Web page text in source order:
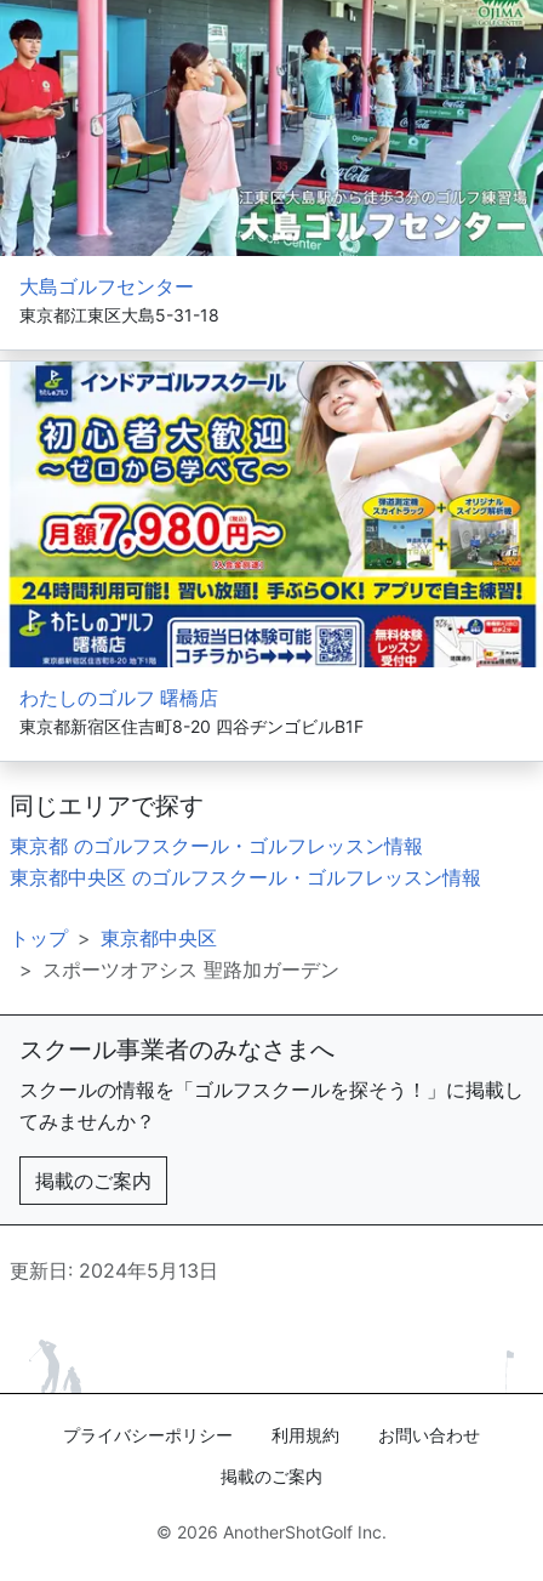
大島ゴルフセンター
東京都江東区大島5-31-18
わたしのゴルフ 曙橋店
東京都新宿区住吉町8-20 四谷ヂンゴビルB1F
同じエリアで探す
東京都 のゴルフスクール・ゴルフレッスン情報
東京都中央区 のゴルフスクール・ゴルフレッスン情報
トップ
東京都中央区
スポーツオアシス 聖路加ガーデン
スクール事業者のみなさまへ
スクールの情報を「ゴルフスクールを探そう！」に掲載し
てみませんか？
掲載のご案内
更新日: 2024年5月13日
プライバシーポリシー 利用規約
お問い合わせ
掲載のご案内
© 2026 AnotherShotGolf Inc.